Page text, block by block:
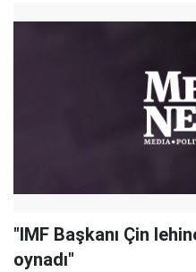
"IMF Başkanı Çin
oynadı"